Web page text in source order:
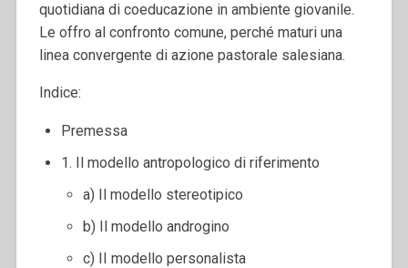
quotidiana di coeducazione in ambiente giovanile.
Le offro al confronto comune, perché maturi una
linea convergente di azione pastorale salesiana.
Indice:
Premessa
1. Il modello antropologico di riferimento
a) Il modello stereotipico
b) Il modello androgino
c) II modello personalista